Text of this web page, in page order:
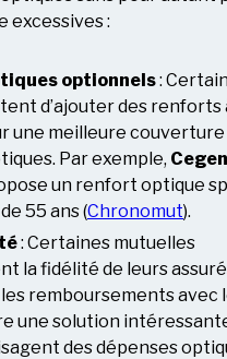
excessives :
optionnels:
d’ajouter des renforts
une meilleure couverture
Par exemple,
un renfort optique
55 ans ​(Chronomut).
: Certaines mutuelles
la fidélité de leurs
remboursements avec
une solution
des dépenses